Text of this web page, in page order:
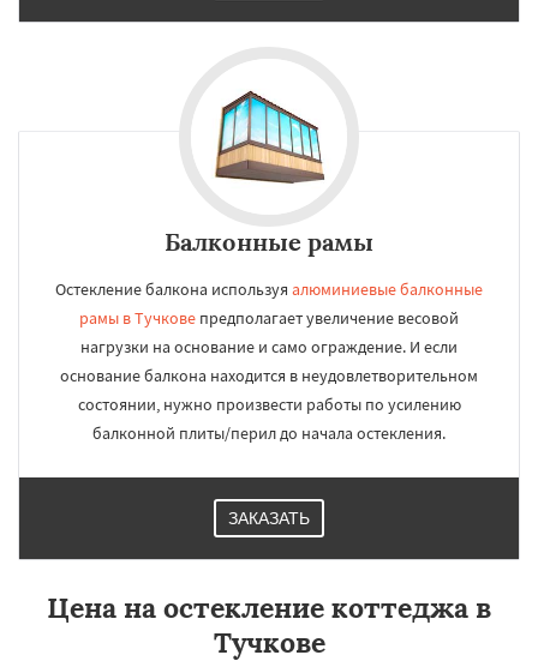
Балконные рамы
Остекление балкона используя алюминиевые балконные
рамы в Тучкове предполагает увеличение весовой
нагрузки на основание и само ограждение. И если
основание балкона находится в неудовлетворительном
состоянии, нужно произвести работы по усилению
балконной плиты/перил до начала остекления.
ЗАКАЗАТЬ
Цена на остекление коттеджа в
Тучкове